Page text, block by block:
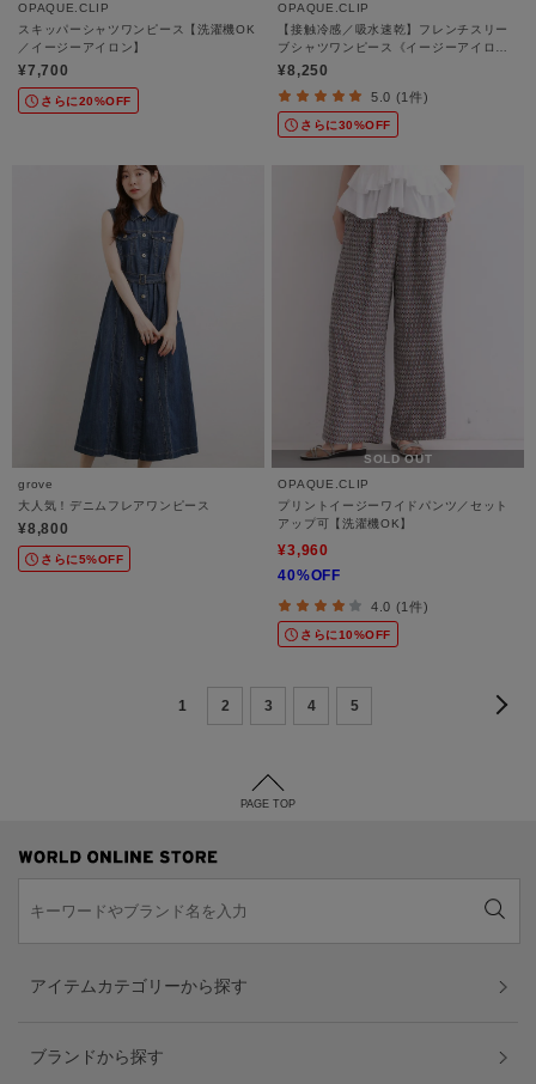
OPAQUE.CLIP
スキッパーシャツワンピース【洗濯機OK
／イージーアイロン】
¥7,700
さらに20%OFF
OPAQUE.CLIP
【接触冷感／吸水速乾】フレンチスリー
ブシャツワンピース《イージーアイロン
／洗濯機OK》
¥8,250
5.0 (1件)
さらに30%OFF
grove
大人気！デニムフレアワンピース
¥8,800
さらに5%OFF
SOLD OUT
OPAQUE.CLIP
プリントイージーワイドパンツ／セット
アップ可【洗濯機OK】
¥3,960
40%OFF
4.0 (1件)
さらに10%OFF
1 2 3 4 5
PAGE TOP
アイテムカテゴリーから探す
ブランドから探す